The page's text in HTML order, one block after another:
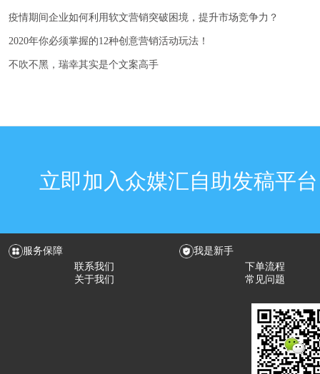
疫情期间企业如何利用软文营销突破困境，提升市场竞争力？
2020年你必须掌握的12种创意营销活动玩法！
不吹不黑，瑞幸其实是个文案高手
立即加入众媒汇自助发稿平
服务保障
联系我们
关于我们
我是新手
下单流程
常见问题